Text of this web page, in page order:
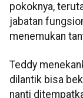
pokoknya,
jabatan
menemukan
Teddy
dilantik bisa
nanti